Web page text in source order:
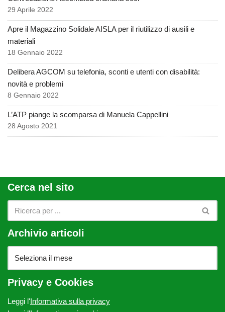
29 Aprile 2022
Apre il Magazzino Solidale AISLA per il riutilizzo di ausili e
materiali
18 Gennaio 2022
Delibera AGCOM su telefonia, sconti e utenti con disabilità:
novità e problemi
8 Gennaio 2022
L’ATP piange la scomparsa di Manuela Cappellini
28 Agosto 2021
Cerca nel sito
Archivio articoli
Privacy e Cookies
Leggi l'Informativa sulla privacy